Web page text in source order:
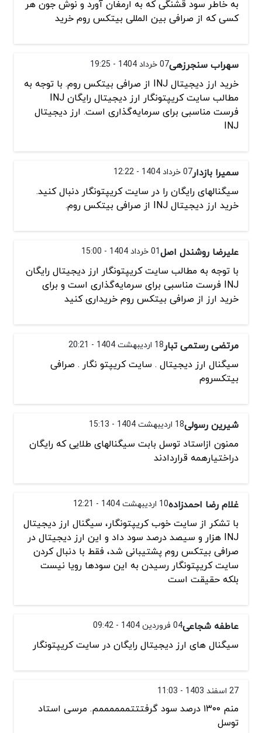
به خاطر سود قشنگی که به ارمغان آورد و نوش جون هر
کسی که از صرافی بین المللی بیتکس روم خرید
سهراب سنجرزهی07 خرداد 1404 - 19:25
خرید ارز دیجیتال INJ از صرافی بیتکس روم. با توجه به
مطالب سایت کریپتونگار ارز دیجیتال رایگان INJ
فرست مناسبی برای سرمایه‌گذاری است. ارز دیجیتال
INJ
سمیرا بازدار07 خرداد 1404 - 12:22
سیگنالهای رایگان را در سایت کریپتونگار دنبال کنید.
خرید ارز دیجیتال INJ از صرافی بیتکس روم.
علیرضا روشندل اصل01 خرداد 1404 - 15:00
با توجه به مطالب سایت کریپتونگار ارز دیجیتال رایگان
INJ فرست مناسبی برای سرمایه‌گذاری است و برای
خرید ارز از صرافی بیتکس روم خریداری کنید
مرتضی رستمی تبار18 اردیبهشت 1404 - 20:21
سیگنال ارز دیجیتال . سایت کریپتو نگار . صرافی
بیتکسروم
شیرین رسولی18 اردیبهشت 1404 - 15:13
ممنون ازاستاد توسل بابت سیگنالهای طلایی که رایگان
دراختیارهمه قراردادند
غلام رضا احمدزاده10 اردیبهشت 1404 - 12:21
با تشکر از سایت خوب کریپتونگار، سیگنال ارز دیجیتال
INJ هزار و سیصد درصد سود داد و این ارز دیجیتال در
صرافی بیتکس روم پشتیبانی شد، فقط با دنبال کردن
سایت کریپتونگار رسیدن به این سودها رویا نیست
بلکه حقیقت است
عاطفه شجاعی04 فروردین 1404 - 09:42
سیگنال های ارز دیجیتال رایگان در سایت کریپتونگار
27 اسفند 1403 - 11:03
منم ۱۳۰۰ درصد سود گرفتتتممممممم. مرسی استاد
توسل